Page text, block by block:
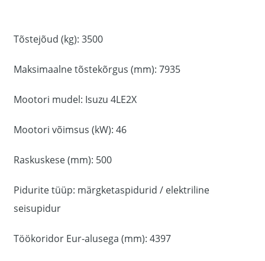
Tõstejõud (kg): 3500
Maksimaalne tõstekõrgus (mm): 7935
Mootori mudel: Isuzu 4LE2X
Mootori võimsus (kW): 46
Raskuskese (mm): 500
Pidurite tüüp: märgketaspidurid / elektriline
seisupidur
Töökoridor Eur-alusega (mm): 4397